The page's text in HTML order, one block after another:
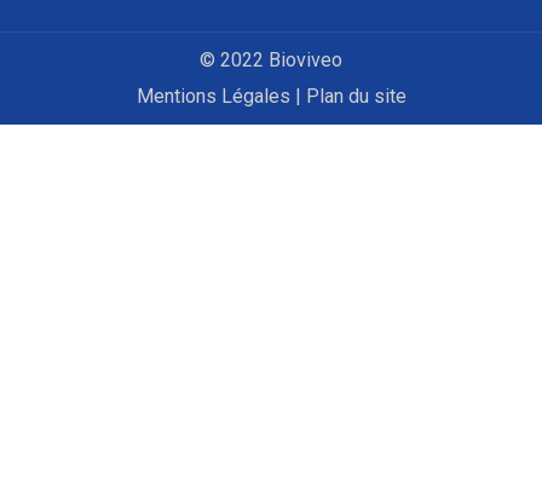
© 2022 Bioviveo
Mentions Légales | Plan du site